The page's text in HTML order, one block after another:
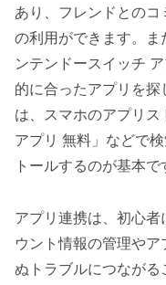
あり、フレンドとのコ
の利用ができます。ま
ンテンドースイッチ
的に合ったアプリを探
は、スマホのアプリ
アプリ 無料」などで
トールするのが基本で
アプリ連携は、初心
ウント情報の管理や
ぬトラブルにつなが